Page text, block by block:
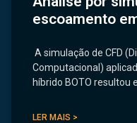
escoamento
A simulação de CFD
Computacional)
híbrido BOTO resultou
LER MAIS >